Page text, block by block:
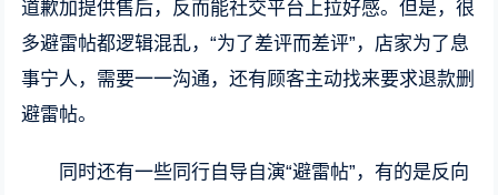
道歉加提供售后，反而能社交平台上拉好感。但是，很
多避雷帖都逻辑混乱，“为了差评而差评”，店家为了息
事宁人，需要一一沟通，还有顾客主动找来要求退款删
避雷帖。
同时还有一些同行自导自演“避雷帖”，有的是反向